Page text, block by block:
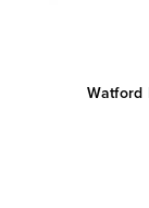
Watford